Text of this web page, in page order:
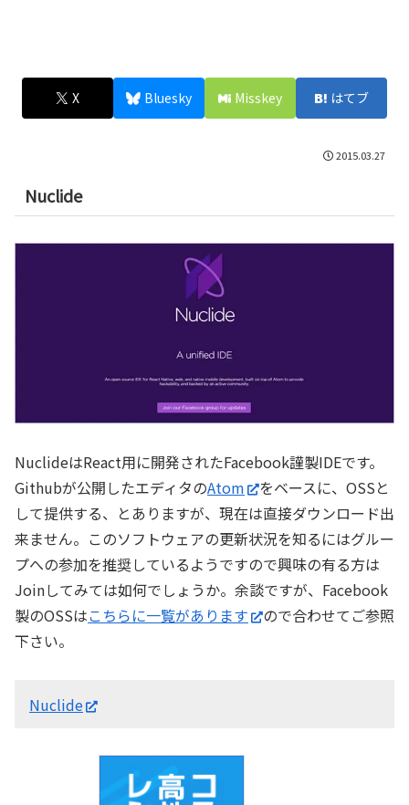
X Bluesky Misskey はてブ
2015.03.27
Nuclide
NuclideはReact用に開発されたFacebook謹製IDEです。
Githubが公開したエディタのAtom
をベースに、OSSと
して提供する、とありますが、現在は直接ダウンロード出
来ません。このソフトウェアの更新状況を知るにはグルー
プへの参加を推奨しているようですので興味の有る方は
Joinしてみては如何でしょうか。余談ですが、Facebook
製のOSSはこちらに一覧があります
ので合わせてご参照
下さい。
Nuclide